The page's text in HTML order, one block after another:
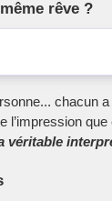
rêve ?
chacun
l’impression
véritable